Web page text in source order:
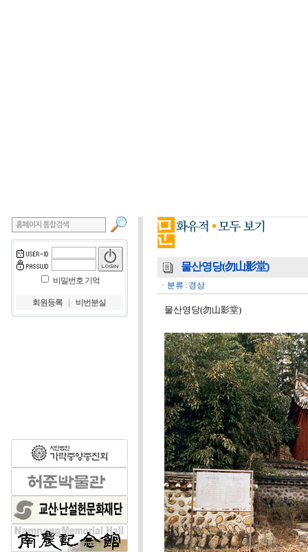
비밀번호 기억
회원등록 비번분실
물산영당(勿山影堂)
ㆍ분류 : 경상
물산영당(勿山影堂)